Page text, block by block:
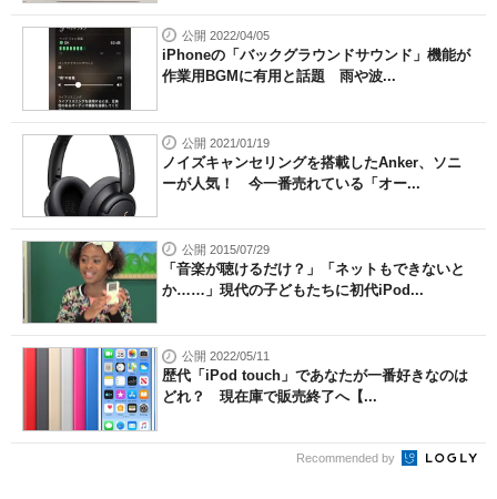
公開 2022/04/05
iPhoneの「バックグラウンドサウンド」機能が
作業用BGMに有用と話題 雨や波...
公開 2021/01/19
ノイズキャンセリングを搭載したAnker、ソニ
ーが人気！ 今一番売れている「オー...
公開 2015/07/29
「音楽が聴けるだけ？」「ネットもできないと
か……」現代の子どもたちに初代iPod...
公開 2022/05/11
歴代「iPod touch」であなたが一番好きなのは
どれ？ 現在庫で販売終了へ【...
Recommended by